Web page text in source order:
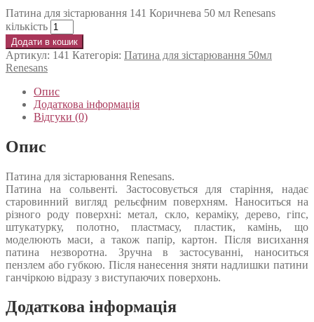
Патина для зістарювання 141 Коричнева 50 мл Renesans
кількість
Додати в кошик
Артикул: 141 Категорія: Патина для зістарювання 50мл
Renesans
Опис
Додаткова інформація
Відгуки (0)
Опис
Патина для зістарювання Renesans.
Патина на сольвенті. Застосовується для старіння, надає
старовинний вигляд рельєфним поверхням. Наноситься на
різного роду поверхні: метал, скло, кераміку, дерево, гіпс,
штукатурку, полотно, пластмасу, пластик, камінь, що
моделюють маси, а також папір, картон. Після висихання
патина незворотна. Зручна в застосуванні, наноситься
пензлем або губкою. Після нанесення зняти надлишки патини
ганчіркою відразу з виступаючих поверхонь.
Додаткова інформація